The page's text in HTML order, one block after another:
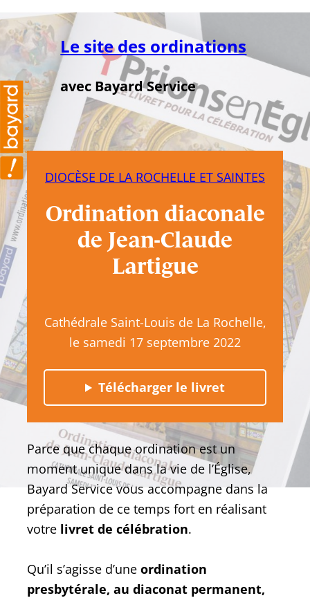
Aller
au
contenu Le site des ordinations
avec Bayard Service
DIOCÈSE DE LA ROCHELLE ET SAINTES
Ordination diaconale
de Jean-Claude
Lartigue
Cathédrale Saint-Louis de La Rochelle,
le samedi 17 septembre 2022
Télécharger le livret
Parce que chaque ordination est un
moment unique dans la vie de l’Église,
Bayard Service vous accompagne dans la
préparation de ce temps fort en réalisant
votre livret de célébration.
Qu’il s’agisse d’uneordination
presbytérale, au diaconat permanent,